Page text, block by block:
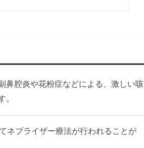
鼻腔炎や花粉症などによる、激しい咳
。
ネブライザー療法が行われることが